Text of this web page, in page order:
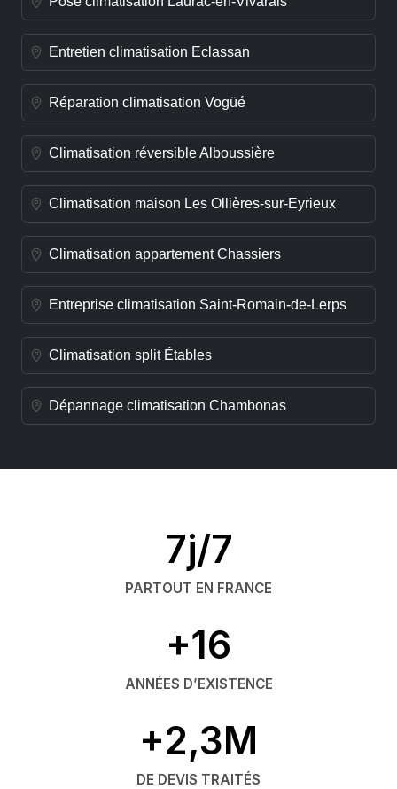
Entretien climatisation Eclassan
Réparation climatisation Vogüé
Climatisation réversible Alboussière
Climatisation maison Les Ollières-sur-Eyrieux
Climatisation appartement Chassiers
Entreprise climatisation Saint-Romain-de-Lerps
Climatisation split Étables
Dépannage climatisation Chambonas
7j/7
PARTOUT EN FRANCE
+16
ANNÉES D’EXISTENCE
+2,3M
DE DEVIS TRAITÉS